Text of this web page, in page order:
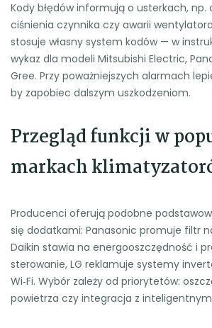
Kody błędów informują o usterkach, np.
ciśnienia czynnika czy awarii
stosuje własny system kodów — w
wykaz dla modeli Mitsubishi Electric,
Gree. Przy poważniejszych alarmach
by zapobiec dalszym uszkodzeniom.
Przegląd funkcji w
markach
Producenci oferują podobne
się dodatkami: Panasonic promuje filtr
Daikin stawia na energooszczędność i
sterowanie, LG reklamuje systemy
Wi‑Fi. Wybór zależy od priorytetów:
powietrza czy integracja z